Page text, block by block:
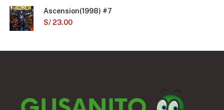
Ascension(1998) #7
S/ 23.00